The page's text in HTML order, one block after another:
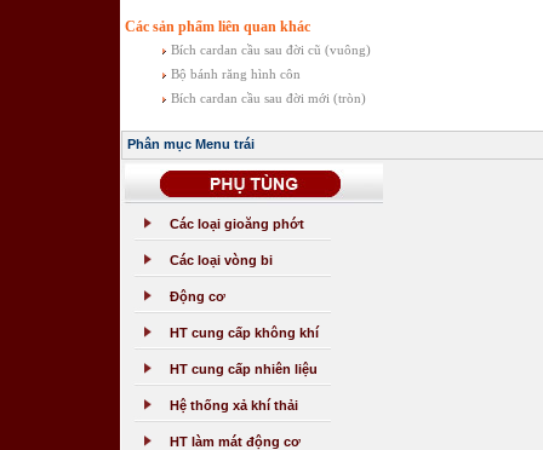
Các sản phẩm liên quan khác
Bích cardan cầu sau đời cũ (vuông)
Bộ bánh răng hình côn
Bích cardan cầu sau đời mới (tròn)
Phân mục Menu trái
Các loại gioăng phớt
Các loại vòng bi
Động cơ
HT cung cấp không khí
HT cung cấp nhiên liệu
Hệ thống xả khí thải
HT làm mát động cơ